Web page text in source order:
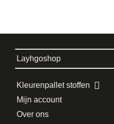
Layhgoshop
Kleurenpallet stoffen
Mijn account
Over ons